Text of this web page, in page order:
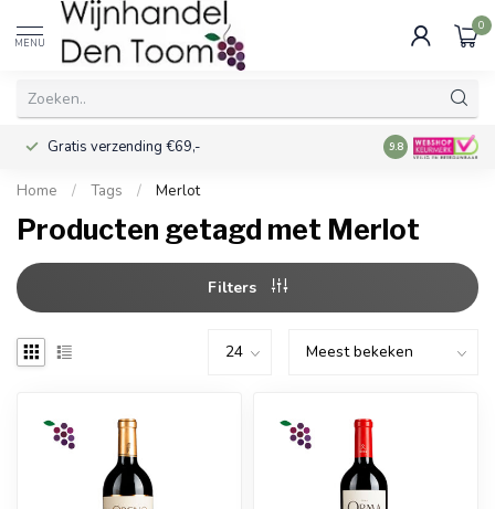
MENU
0
Gratis verzending €69,- Voor 16:00
9.8
Home / Tags / Merlot
Producten getagd met Merlot
Filters